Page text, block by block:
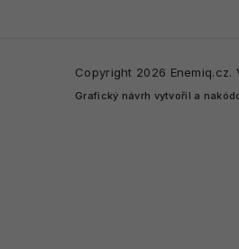
Copyright 2026 Enemiq.cz.
Grafický návrh vytvořil a